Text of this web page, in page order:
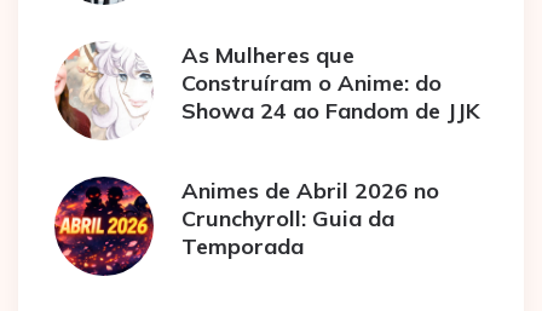
As Mulheres que
Construíram o Anime: do
Showa 24 ao Fandom de JJK
Animes de Abril 2026 no
Crunchyroll: Guia da
Temporada